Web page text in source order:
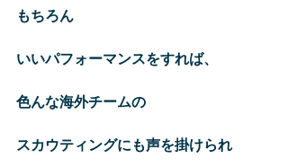
もちろん
いいパフォーマンスをすれば、
色んな海外チームの
スカウティングにも声を掛けられ